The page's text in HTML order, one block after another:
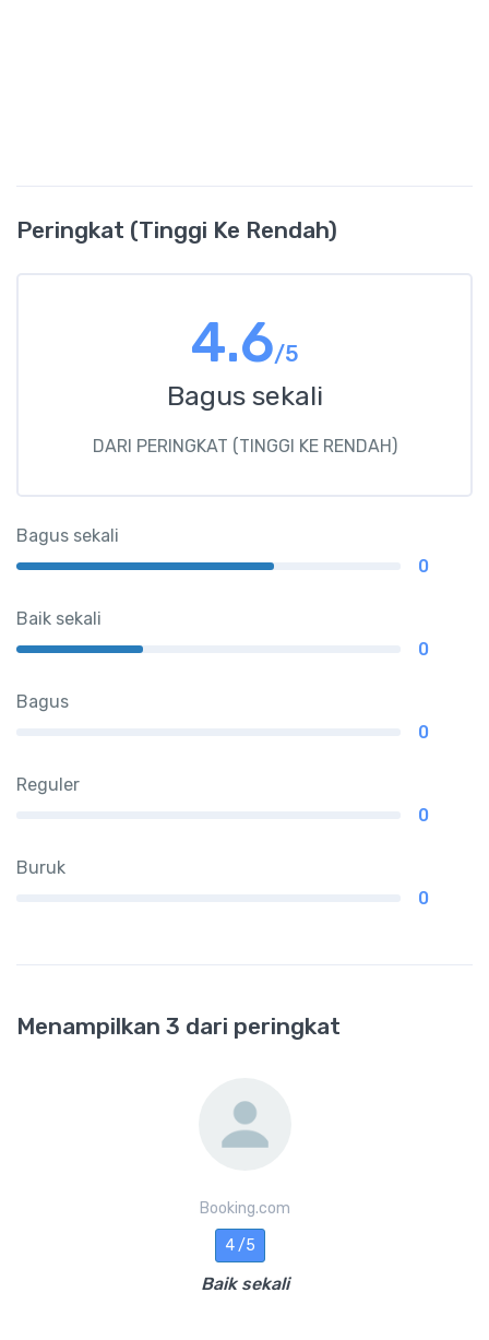
Peringkat (Tinggi Ke Rendah)
4.6/5
Bagus sekali
DARI PERINGKAT (TINGGI KE RENDAH)
Bagus sekali
0
Baik sekali
0
Bagus
0
Reguler
0
Buruk
0
Menampilkan 3 dari peringkat
Booking.com
4 /5
Baik sekali